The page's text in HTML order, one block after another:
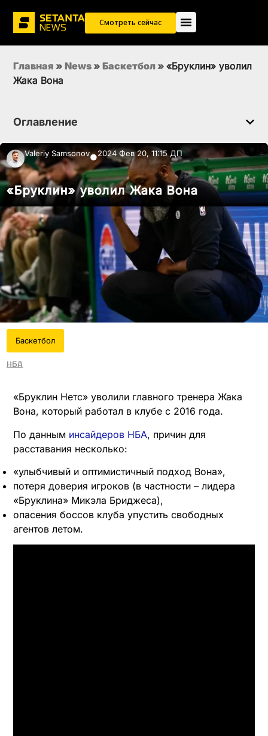
Смотреть сейчас
Главная » News » Баскетбол » «Бруклин» уволил
Жака Вона
Оглавление
Valeriy Samsonov●2024 Фев 20, 11:15 ДП
«Бруклин» уволил Жака Вона
Баскетбол
НБА
«Бруклин Нетс» уволили главного тренера Жака
Вона, который работал в клубе с 2016 года.
По данным инсайдеров НБА, причин для
расставания несколько:
«улыбчивый и оптимистичный подход Вона»,
потеря доверия игроков (в частности – лидера
«Бруклина» Микэла Бриджеса),
опасения боссов клуба упустить свободных
агентов летом.